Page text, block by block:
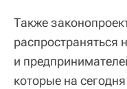
Также
распространяться
и
которые на